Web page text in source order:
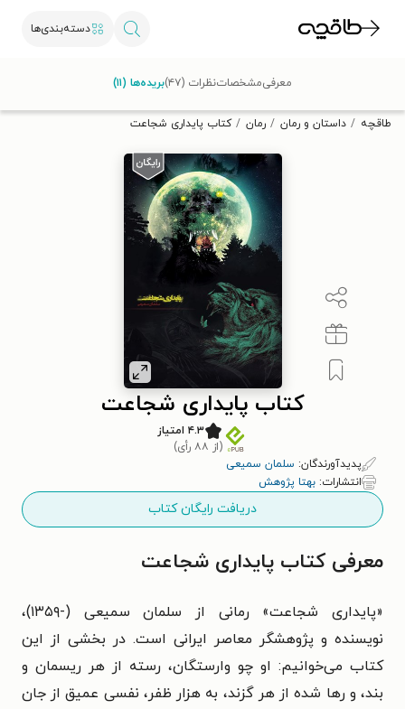
دسته‌بندی‌ها
تخفیف از طاقچه دریافت کن.
طاقچه داستان و رمان رمان کتاب پایداری شجاعت
کتاب پایداری شجاعت
۴.۳ امتیاز
(از ۸۸ رأی)
پدیدآورندگان: سلمان سمیعی
انتشارات: بهتا پژوهش
دریافت رایگان کتاب
معرفیمشخصاتنظرات (۴۷) بریده‌ها (۱۱)
معرفی کتاب پایداری شجاعت
«پایداری شجاعت» رمانی از سلمان سمیعی (-۱۳۵۹)،
نویسنده و پژوهشگر معاصر ایرانی است. در بخشی از این
کتاب می‌خوانیم: او چو وارستگان، رسته از هر ریسمان و
بند، و رها شده از هر گزند، به هزار ظفر، نفسی عمیق از جان